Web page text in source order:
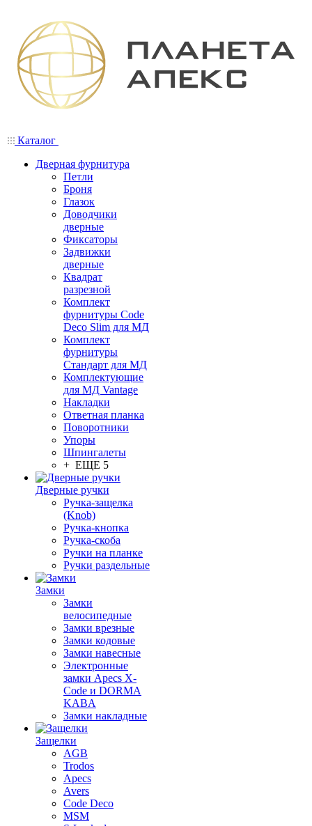
Каталог
Дверная фурнитура
Петли
Броня
Глазок
Доводчики
дверные
Фиксаторы
Задвижки
дверные
Квадрат
разрезной
Комплект
фурнитуры Code
Deco Slim для МД
Комплект
фурнитуры
Стандарт для МД
Комплектующие
для МД Vantage
Накладки
Ответная планка
Поворотники
Упоры
Шпингалеты
+ ЕЩЕ 5
Дверные ручки
Ручка-защелка
(Knob)
Ручка-кнопка
Ручка-скоба
Ручки на планке
Ручки раздельные
Замки
Замки
велосипедные
Замки врезные
Замки кодовые
Замки навесные
Электронные
замки Apecs X-
Code и DORMA
KABA
Замки накладные
Защелки
AGB
Trodos
Apecs
Avers
Code Deco
MSM